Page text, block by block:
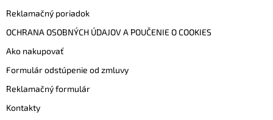
Reklamačný poriadok
OCHRANA OSOBNÝCH ÚDAJOV A POUČENIE O COOKIES
Ako nakupovať
Formulár odstúpenie od zmluvy
Reklamačný formulár
Kontakty